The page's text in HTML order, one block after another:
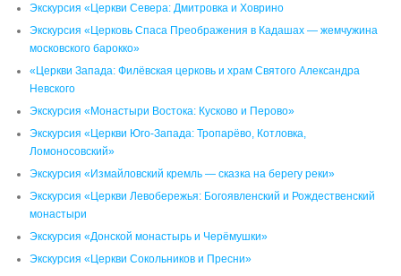
Экскурсия «Церкви Севера: Дмитровка и Ховрино
Экскурсия «Церковь Спаса Преображения в Кадашах — жемчужина
московского барокко»
«Церкви Запада: Филёвская церковь и храм Святого Александра
Невского
Экскурсия «Монастыри Востока: Кусково и Перово»
Экскурсия «Церкви Юго-Запада: Тропарёво, Котловка,
Ломоносовский»
Экскурсия «Измайловский кремль — сказка на берегу реки»
Экскурсия «Церкви Левобережья: Богоявленский и Рождественский
монастыри
Экскурсия «Донской монастырь и Черёмушки»
Экскурсия «Церкви Сокольников и Пресни»